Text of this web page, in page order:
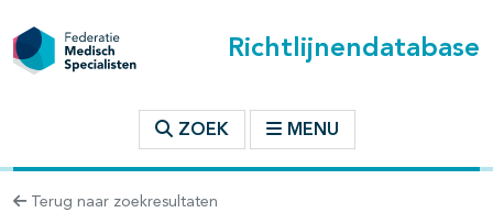
Richtlijnendatabase
ZOEK MENU
Terug naar zoekresultaten
binnen deze richtlijn